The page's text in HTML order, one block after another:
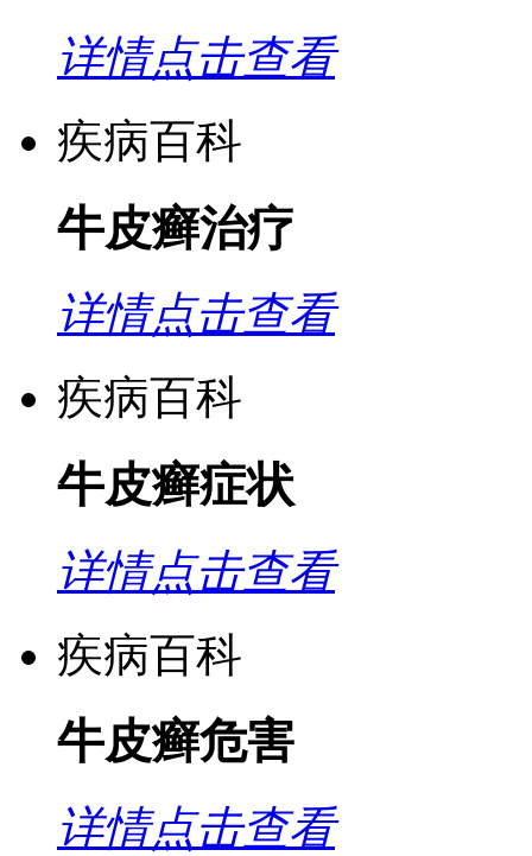
详情点击查看
疾病百科
牛皮癣治疗
详情点击查看
疾病百科
牛皮癣症状
详情点击查看
疾病百科
牛皮癣危害
详情点击查看